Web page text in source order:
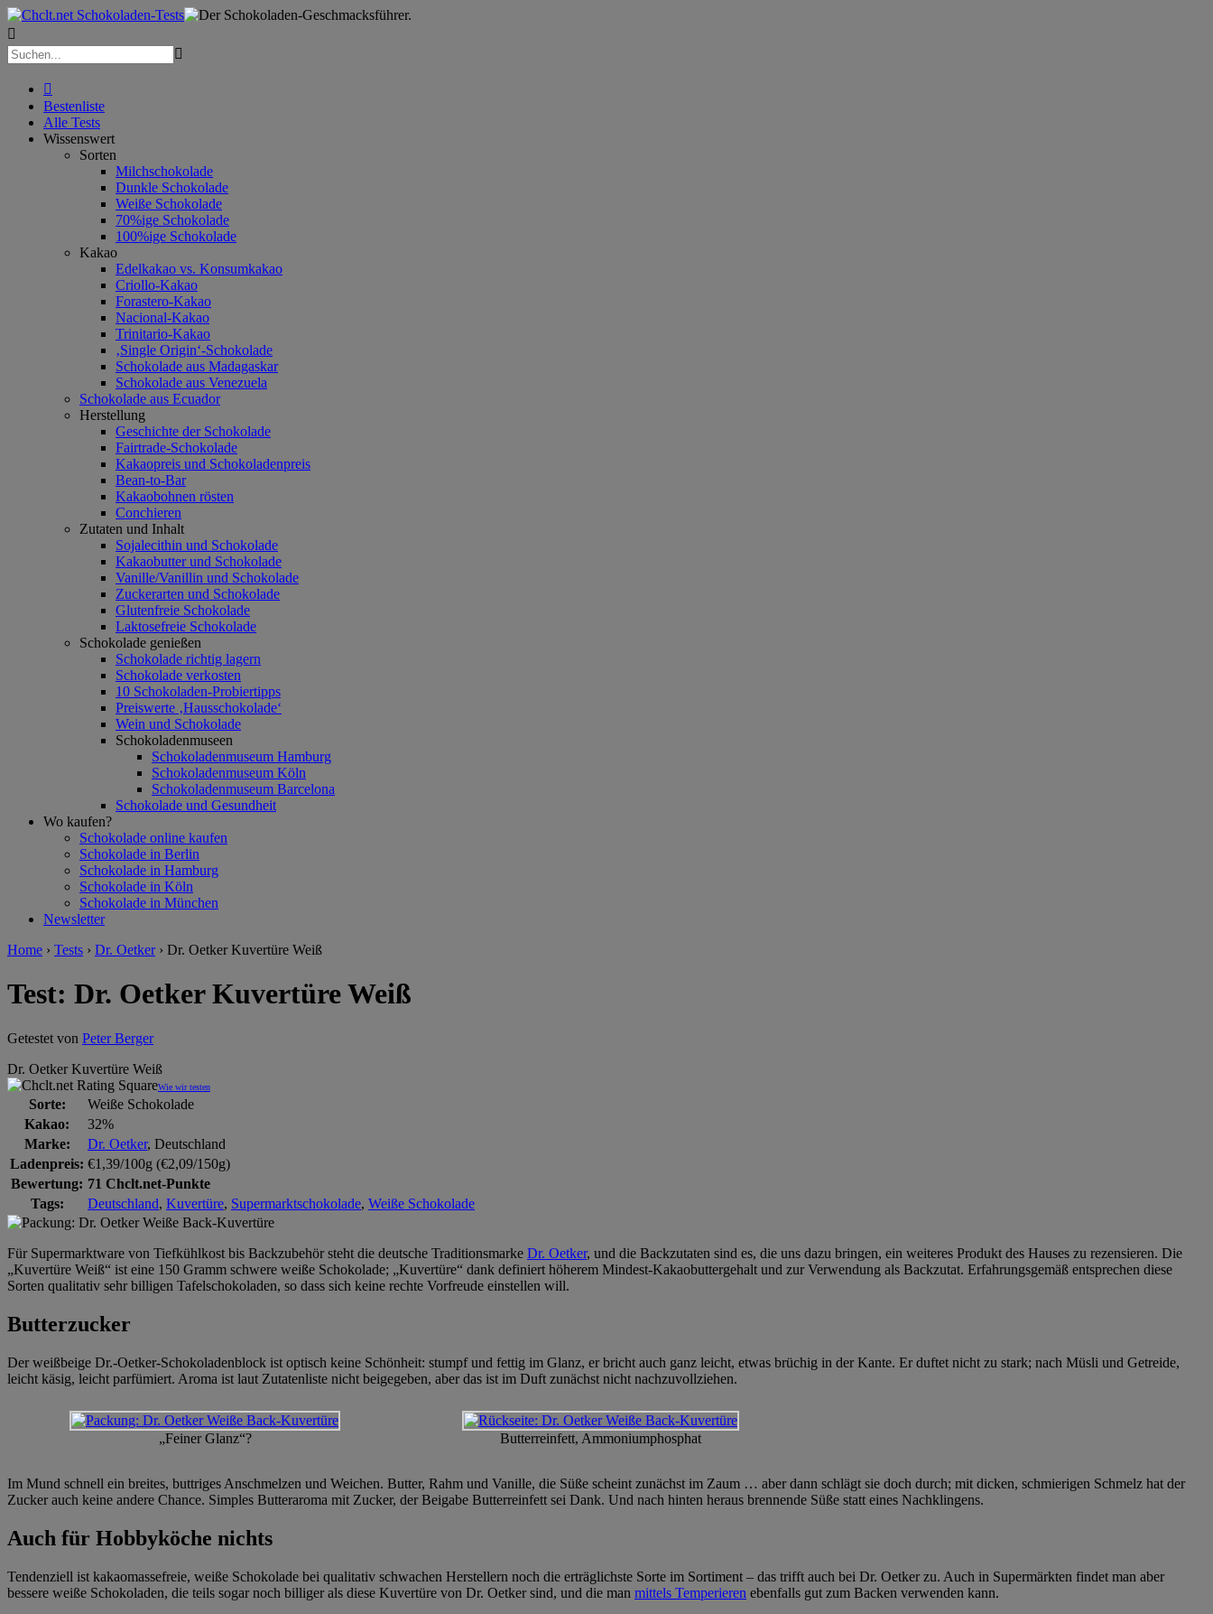



Bestenliste
Alle Tests
Wissenswert
Sorten
Milchschokolade
Dunkle Schokolade
Weiße Schokolade
70%ige Schokolade
100%ige Schokolade
Kakao
Edelkakao vs. Konsumkakao
Criollo-Kakao
Forastero-Kakao
Nacional-Kakao
Trinitario-Kakao
‚Single Origin‘-Schokolade
Schokolade aus Madagaskar
Schokolade aus Venezuela
Schokolade aus Ecuador
Herstellung
Geschichte der Schokolade
Fairtrade-Schokolade
Kakaopreis und Schokoladenpreis
Bean-to-Bar
Kakaobohnen rösten
Conchieren
Zutaten und Inhalt
Sojalecithin und Schokolade
Kakaobutter und Schokolade
Vanille/Vanillin und Schokolade
Zuckerarten und Schokolade
Glutenfreie Schokolade
Laktosefreie Schokolade
Schokolade genießen
Schokolade richtig lagern
Schokolade verkosten
10 Schokoladen-Probiertipps
Preiswerte ‚Hausschokolade‘
Wein und Schokolade
Schokoladenmuseen
Schokoladenmuseum Hamburg
Schokoladenmuseum Köln
Schokoladenmuseum Barcelona
Schokolade und Gesundheit
Wo kaufen?
Schokolade online kaufen
Schokolade in Berlin
Schokolade in Hamburg
Schokolade in Köln
Schokolade in München
Newsletter
Home › Tests › Dr. Oetker › Dr. Oetker Kuvertüre Weiß
Test: Dr. Oetker Kuvertüre Weiß
Getestet von Peter Berger
Dr. Oetker Kuvertüre Weiß
Wie wir testen
Sorte:
Weiße Schokolade
Kakao:
32%
Marke:
Dr. Oetker, Deutschland
Ladenpreis: €1,39/100g (€2,09/150g)
Bewertung: 71 Chclt.net-Punkte
Tags:
Deutschland, Kuvertüre, Supermarktschokolade, Weiße Schokolade
Für Supermarktware von Tiefkühlkost bis Backzubehör steht die deutsche Traditionsmarke Dr. Oetker, und die Backzutaten sind es, die uns dazu bringen, ein weiteres Produkt des Hauses zu rezensieren. Die
„Kuvertüre Weiß“ ist eine 150 Gramm schwere weiße Schokolade; „Kuvertüre“ dank definiert höherem Mindest-Kakaobuttergehalt und zur Verwendung als Backzutat. Erfahrungsgemäß entsprechen diese
Sorten qualitativ sehr billigen Tafelschokoladen, so dass sich keine rechte Vorfreude einstellen will.
Butterzucker
Der weißbeige Dr.-Oetker-Schokoladenblock ist optisch keine Schönheit: stumpf und fettig im Glanz, er bricht auch ganz leicht, etwas brüchig in der Kante. Er duftet nicht zu stark; nach Müsli und Getreide,
leicht käsig, leicht parfümiert. Aroma ist laut Zutatenliste nicht beigegeben, aber das ist im Duft zunächst nicht nachzuvollziehen.
„Feiner Glanz“? Butterreinfett, Ammoniumphosphat
Im Mund schnell ein breites, buttriges Anschmelzen und Weichen. Butter, Rahm und Vanille, die Süße scheint zunächst im Zaum … aber dann schlägt sie doch durch; mit dicken, schmierigen Schmelz hat der
Zucker auch keine andere Chance. Simples Butteraroma mit Zucker, der Beigabe Butterreinfett sei Dank. Und nach hinten heraus brennende Süße statt eines Nachklingens.
Auch für Hobbyköche nichts
Tendenziell ist kakaomassefreie, weiße Schokolade bei qualitativ schwachen Herstellern noch die erträglichste Sorte im Sortiment – das trifft auch bei Dr. Oetker zu. Auch in Supermärkten findet man aber
bessere weiße Schokoladen, die teils sogar noch billiger als diese Kuvertüre von Dr. Oetker sind, und die man mittels Temperieren ebenfalls gut zum Backen verwenden kann.